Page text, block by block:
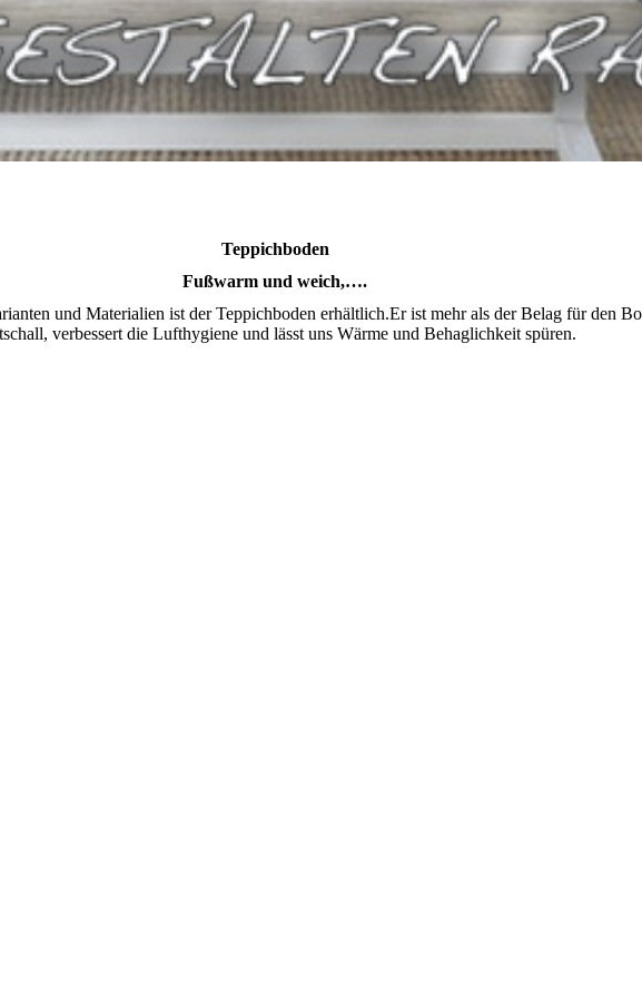
Teppichboden
Fußwarm und weich,….
und Materialien ist der Teppichboden erhältlich.Er ist mehr als der Belag für den
verbessert die Lufthygiene und lässt uns Wärme und Behaglichkeit spüren.